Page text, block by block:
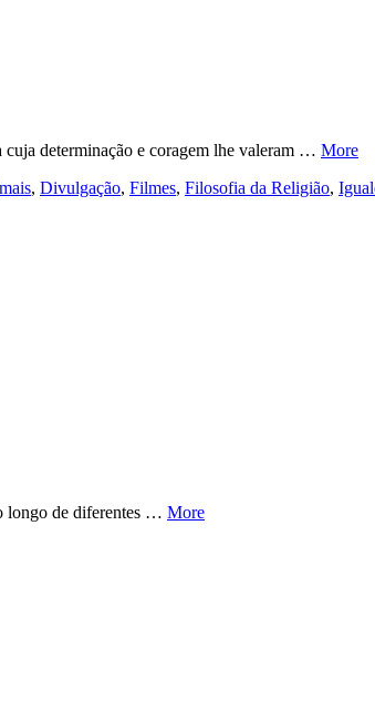
cuja determinação e coragem lhe valeram … More
, Divulgação, Filmes, Filosofia da Religião,
longo de diferentes … More